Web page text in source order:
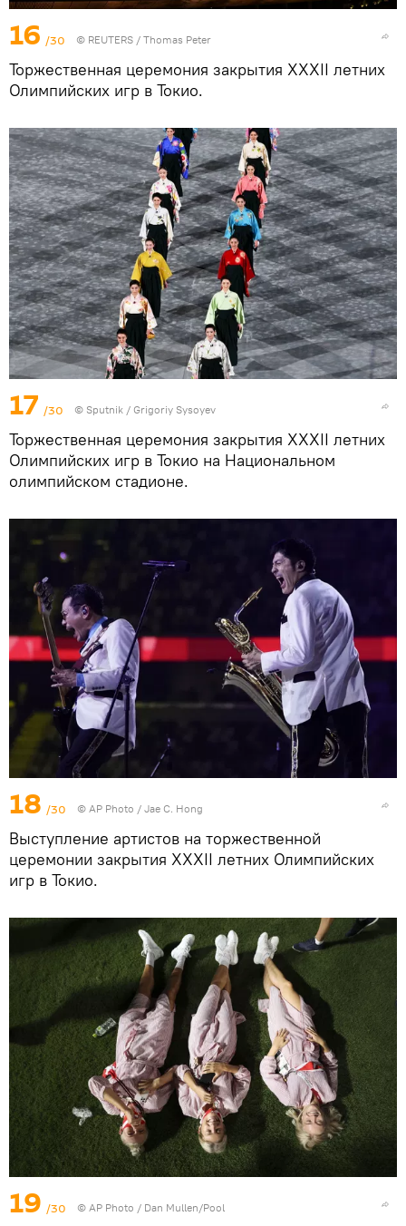
16 /30 © REUTERS / Thomas Peter
Торжественная церемония закрытия XXXII летних
Олимпийских игр в Токио.
17 /30 © Sputnik / Grigoriy Sysoyev
Торжественная церемония закрытия XXXII летних
Олимпийских игр в Токио на Национальном
олимпийском стадионе.
18 /30 © AP Photo / Jae C. Hong
Выступление артистов на торжественной
церемонии закрытия XXXII летних Олимпийских
игр в Токио.
19 /30 © AP Photo / Dan Mullen/Pool